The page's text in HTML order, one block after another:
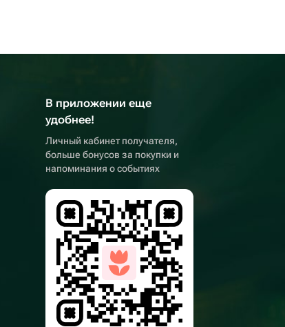
В приложении еще
удобнее!
Личный кабинет получателя,
больше бонусов за покупки и
напоминания о событиях